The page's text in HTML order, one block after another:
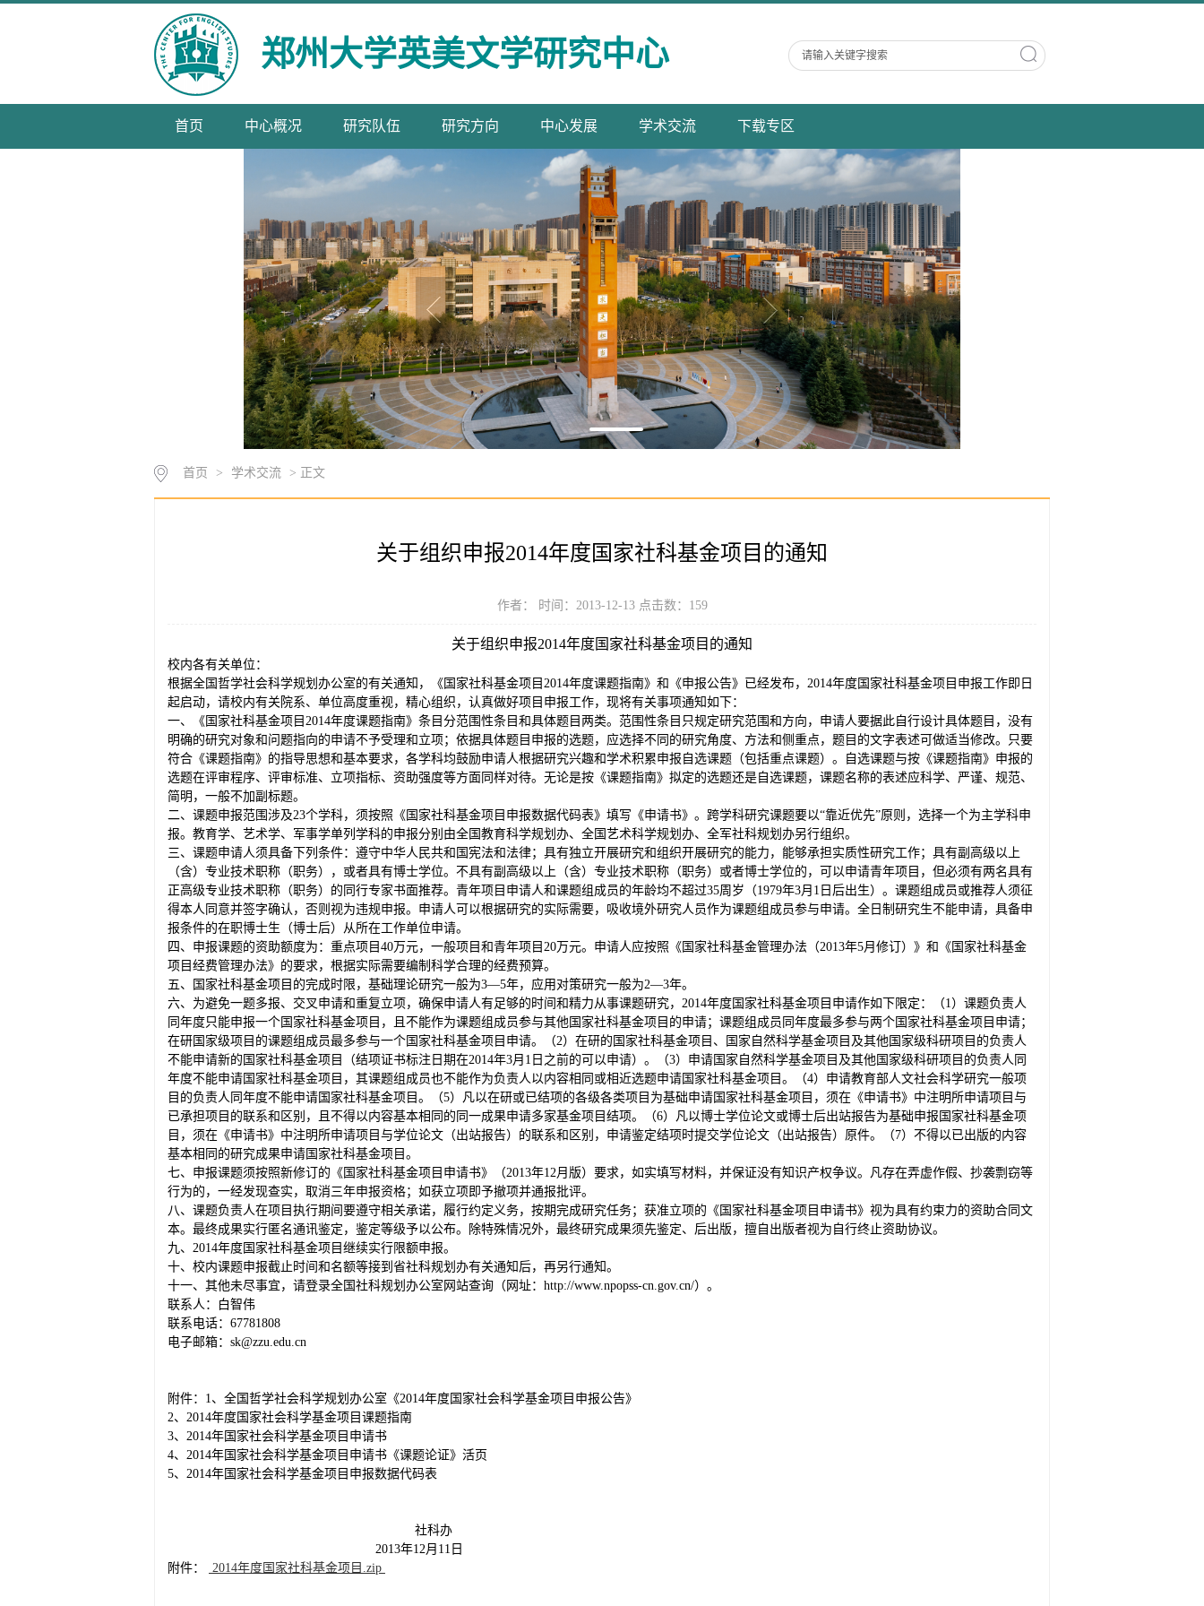
郑州大学英美文学研究中心
首页 中心概况 研究队伍 研究方向 中心发展 学术交流 下载专区
首页 > 学术交流 > 正文
关于组织申报2014年度国家社科基金项目的通知
作者： 时间：2013-12-13 点击数： 159
关于组织申报2014年度国家社科基金项目的通知
校内各有关单位：
根据全国哲学社会科学规划办公室的有关通知，《国家社科基金项目2014年度课题指南》和《申报公告》已经发布，2014年度国家社科基金项目申报工作即日
起启动，请校内有关院系、单位高度重视，精心组织，认真做好项目申报工作，现将有关事项通知如下：
一、《国家社科基金项目2014年度课题指南》条目分范围性条目和具体题目两类。范围性条目只规定研究范围和方向，申请人要据此自行设计具体题目，没有
明确的研究对象和问题指向的申请不予受理和立项；依据具体题目申报的选题，应选择不同的研究角度、方法和侧重点，题目的文字表述可做适当修改。只要
符合《课题指南》的指导思想和基本要求，各学科均鼓励申请人根据研究兴趣和学术积累申报自选课题（包括重点课题）。自选课题与按《课题指南》申报的
选题在评审程序、评审标准、立项指标、资助强度等方面同样对待。无论是按《课题指南》拟定的选题还是自选课题，课题名称的表述应科学、严谨、规范、
简明，一般不加副标题。
二、课题申报范围涉及23个学科，须按照《国家社科基金项目申报数据代码表》填写《申请书》。跨学科研究课题要以“靠近优先”原则，选择一个为主学科申
报。教育学、艺术学、军事学单列学科的申报分别由全国教育科学规划办、全国艺术科学规划办、全军社科规划办另行组织。
三、课题申请人须具备下列条件：遵守中华人民共和国宪法和法律；具有独立开展研究和组织开展研究的能力，能够承担实质性研究工作；具有副高级以上
（含）专业技术职称（职务），或者具有博士学位。不具有副高级以上（含）专业技术职称（职务）或者博士学位的，可以申请青年项目，但必须有两名具有
正高级专业技术职称（职务）的同行专家书面推荐。青年项目申请人和课题组成员的年龄均不超过35周岁（1979年3月1日后出生）。课题组成员或推荐人须征
得本人同意并签字确认，否则视为违规申报。申请人可以根据研究的实际需要，吸收境外研究人员作为课题组成员参与申请。全日制研究生不能申请，具备申
报条件的在职博士生（博士后）从所在工作单位申请。
四、申报课题的资助额度为：重点项目40万元，一般项目和青年项目20万元。申请人应按照《国家社科基金管理办法（2013年5月修订）》和《国家社科基金
项目经费管理办法》的要求，根据实际需要编制科学合理的经费预算。
五、国家社科基金项目的完成时限，基础理论研究一般为3—5年，应用对策研究一般为2—3年。
六、为避免一题多报、交叉申请和重复立项，确保申请人有足够的时间和精力从事课题研究，2014年度国家社科基金项目申请作如下限定：（1）课题负责人
同年度只能申报一个国家社科基金项目，且不能作为课题组成员参与其他国家社科基金项目的申请；课题组成员同年度最多参与两个国家社科基金项目申请；
在研国家级项目的课题组成员最多参与一个国家社科基金项目申请。（2）在研的国家社科基金项目、国家自然科学基金项目及其他国家级科研项目的负责人
不能申请新的国家社科基金项目（结项证书标注日期在2014年3月1日之前的可以申请）。（3）申请国家自然科学基金项目及其他国家级科研项目的负责人同
年度不能申请国家社科基金项目，其课题组成员也不能作为负责人以内容相同或相近选题申请国家社科基金项目。（4）申请教育部人文社会科学研究一般项
目的负责人同年度不能申请国家社科基金项目。（5）凡以在研或已结项的各级各类项目为基础申请国家社科基金项目，须在《申请书》中注明所申请项目与
已承担项目的联系和区别，且不得以内容基本相同的同一成果申请多家基金项目结项。（6）凡以博士学位论文或博士后出站报告为基础申报国家社科基金项
目，须在《申请书》中注明所申请项目与学位论文（出站报告）的联系和区别，申请鉴定结项时提交学位论文（出站报告）原件。（7）不得以已出版的内容
基本相同的研究成果申请国家社科基金项目。
七、申报课题须按照新修订的《国家社科基金项目申请书》（2013年12月版）要求，如实填写材料，并保证没有知识产权争议。凡存在弄虚作假、抄袭剽窃等
行为的，一经发现查实，取消三年申报资格；如获立项即予撤项并通报批评。
八、课题负责人在项目执行期间要遵守相关承诺，履行约定义务，按期完成研究任务；获准立项的《国家社科基金项目申请书》视为具有约束力的资助合同文
本。最终成果实行匿名通讯鉴定，鉴定等级予以公布。除特殊情况外，最终研究成果须先鉴定、后出版，擅自出版者视为自行终止资助协议。
九、2014年度国家社科基金项目继续实行限额申报。
十、校内课题申报截止时间和名额等接到省社科规划办有关通知后，再另行通知。
十一、其他未尽事宜，请登录全国社科规划办公室网站查询（网址： http://www.npopss-cn.gov.cn/）。
联系人：白智伟
联系电话：67781808
电子邮箱：sk@zzu.edu.cn
附件：1、全国哲学社会科学规划办公室《2014年度国家社会科学基金项目申报公告》
2、2014年度国家社会科学基金项目课题指南
3、2014年国家社会科学基金项目申请书
4、2014年国家社会科学基金项目申请书《课题论证》活页
5、2014年国家社会科学基金项目申报数据代码表
社科办
2013年12月11日
附件：
2014年度国家社科基金项目.zip